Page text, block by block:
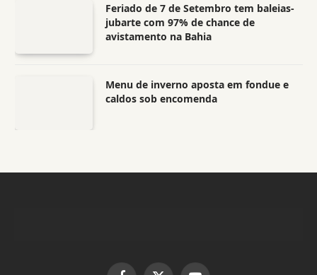
Feriado de 7 de Setembro tem baleias-
jubarte com 97% de chance de
avistamento na Bahia
Menu de inverno aposta em fondue e
caldos sob encomenda